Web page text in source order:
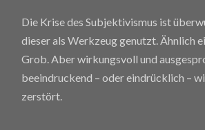
Die Krise des Subjektivismus ist
dieser als Werkzeug genutzt. Ähnlich
Grob. Aber wirkungsvoll und
beeindruckend – oder eindrücklich –
zerstört.